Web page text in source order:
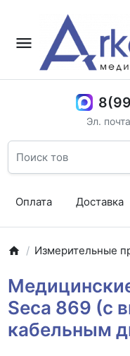
Эл.
Оплата Доставка
Измерительные
Seca 869 (с
кабельным